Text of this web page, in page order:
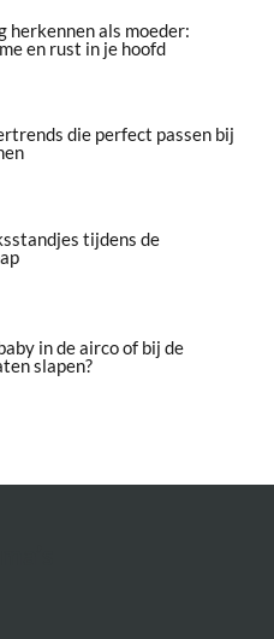
herkennen als moeder:
en rust in je hoofd
die perfect passen bij
tijdens de
in de airco of bij de
slapen?